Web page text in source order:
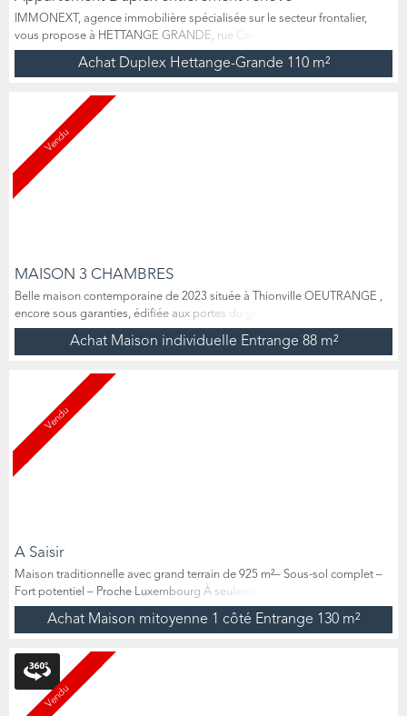
IMMONEXT, agence immobilière spécialisée sur le secteur frontalier,
vous propose à HETTANGE GRANDE, rue Camille Claudel à 20 min de
Luxembourg ville, un duplex de 110m2 loi carrez (117m2 au sol), et ses 2
balcons. L’appartement, est situé aux 2ème et 3ème (et dernier) étage.
une grande pièce de lumineux et traversante...
Achat Duplex Hettange-Grande 110 m²
Vendu
MAISON 3 CHAMBRES
Belle maison contemporaine de 2023 située à Thionville OEUTRANGE ,
encore sous garanties, édifiée aux portes du grand-duché. Élégante et
sobre, cette propriété de 88m2 aux prestations de qualité et aux
matériaux nobles, a été construite sur un terrain de 165m2 entièrement
une cuisine ouverte entièrement équipée ouvert...
Achat Maison individuelle Entrange 88 m²
Vendu
A Saisir
Maison traditionnelle avec grand terrain de 925 m²– Sous-sol complet –
Fort potentiel – Proche Luxembourg À seulement quelques minutes du
Luxembourg, sur la commune d’Entrange, Guillaume Jahnke de l’agence
Immonext vous propose en exclusivité cette maison mitoyenne d’un côté
garage en enfilade, le tout sur un magnifique...
Achat Maison mitoyenne 1 côté Entrange 130 m²
Vendu